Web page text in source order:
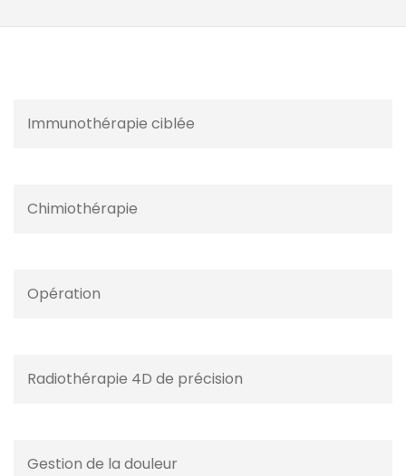
Immunothérapie ciblée
Chimiothérapie
Opération
Radiothérapie 4D de précision
Gestion de la douleur